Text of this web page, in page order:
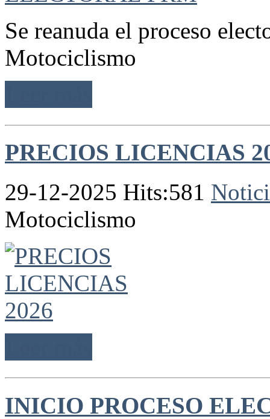
Se reanuda el proceso
Motociclismo
PRECIOS LICENCIAS
29-12-2025 Hits:581
Motociclismo
INICIO PROCESO